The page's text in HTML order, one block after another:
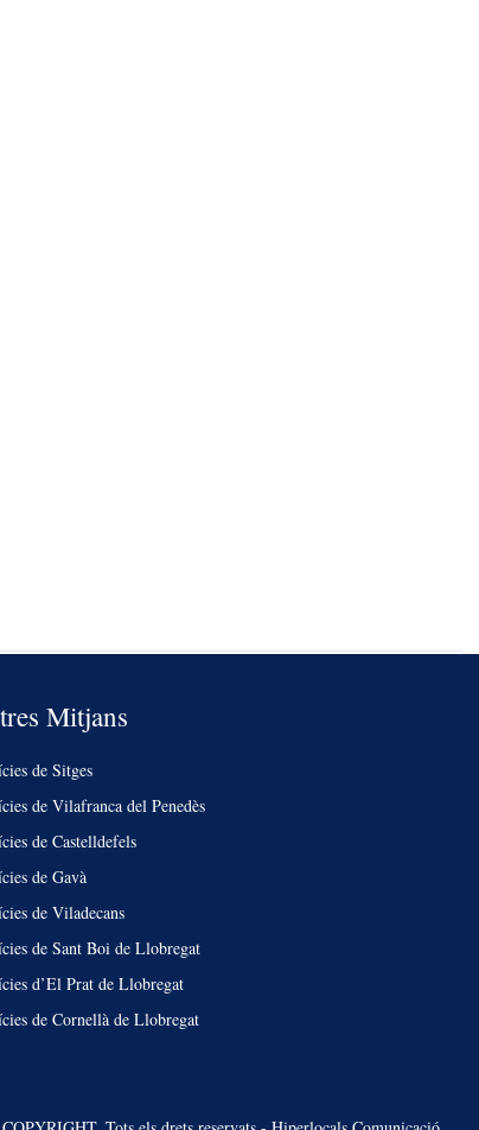
Mitjans
de Sitges
de Vilafranca del Penedès
de Castelldefels
de Gavà
de Viladecans
de Sant Boi de Llobregat
d’El Prat de Llobregat
de Cornellà de Llobregat